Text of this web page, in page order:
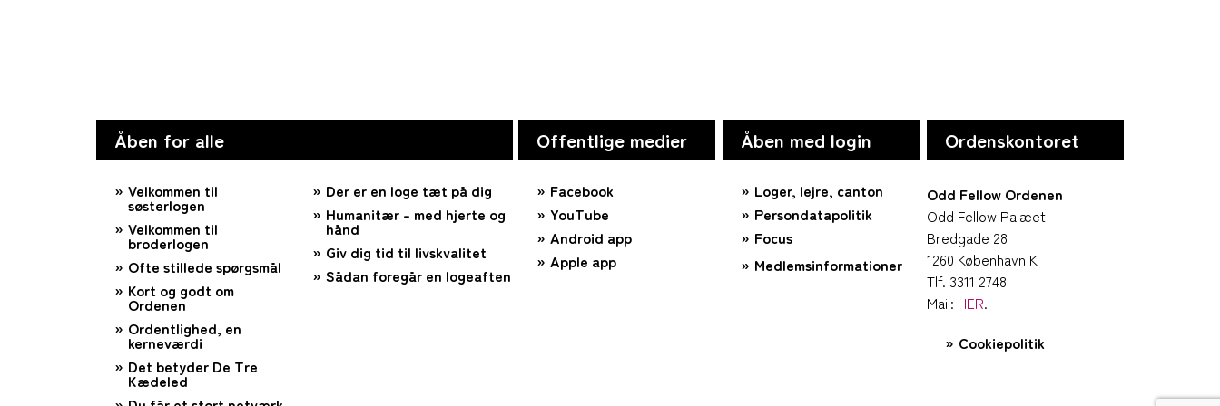
Åben for alle
Velkommen til
søsterlogen
Velkommen til
broderlogen
Ofte stillede spørgsmål
Kort og godt om
Ordenen
Ordentlighed, en
kerneværdi
Det betyder De Tre
Kædeled
Der er en loge tæt på dig
Humanitær – med hjerte og
hånd
Giv dig tid til livskvalitet
Sådan foregår en logeaften
Offentlige medier
Facebook
YouTube
Android app
Apple app
Åben med login
Loger, lejre, canton
Persondatapolitik
Focus
Medlemsinformationer
Ordenskontoret
Odd Fellow Ordenen
Odd Fellow Palæet
Bredgade 28
1260 København K
Tlf. 3311 2748
Mail: HER.
Cookiepolitik